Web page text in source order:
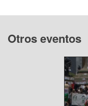
Otros eventos